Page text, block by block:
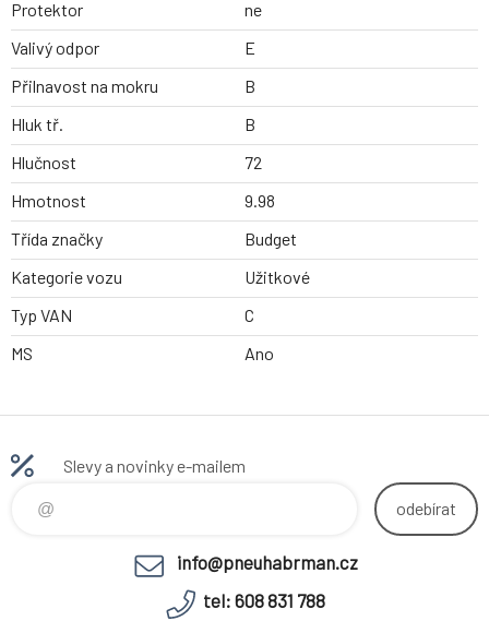
Protektor
ne
Valivý odpor
E
Přilnavost na mokru
B
Hluk tř.
B
Hlučnost
72
Hmotnost
9.98
Třída značky
Budget
Kategorie vozu
Užitkové
Typ VAN
C
MS
Ano
Slevy a novinky e-mailem
odebírat
info@pneuhabrman.cz
tel: 608 831 788